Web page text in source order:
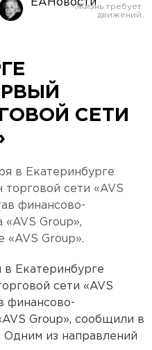
ЕАНовости
СЕТИ
в Екатеринбурге
сети «AVS
финансово-
Group»,
«AVS Group».
Екатеринбурге
сети «AVS
финансово-
Group», сообщили в
Одним из направлений